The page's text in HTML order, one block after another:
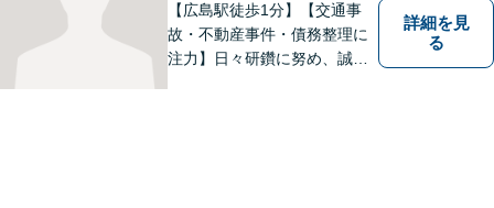
【広島駅徒歩1分】【交通事
故・不動産事件・債務整理に
注力】日々研鑽に努め、誠実
詳細を見
る